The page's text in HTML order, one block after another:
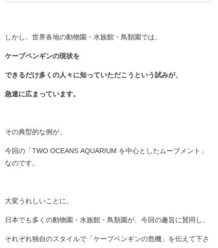
しかし、世界各地の動物園・水族館・鳥類園では、
ケープペンギンの現状を
できるだけ多くの人々に知っていただこうという試みが、
急速に広まっています。
その典型的な例が、
今回の「TWO OCEANS AQUARIUM を中心としたムーブメント」
なのです。
大変うれしいことに、
日本でも多くの動物園・水族館・鳥類園が、今回の趣旨に賛同し、
それぞれ独自のスタイルで「ケープペンギンの危機」を伝えて下さ